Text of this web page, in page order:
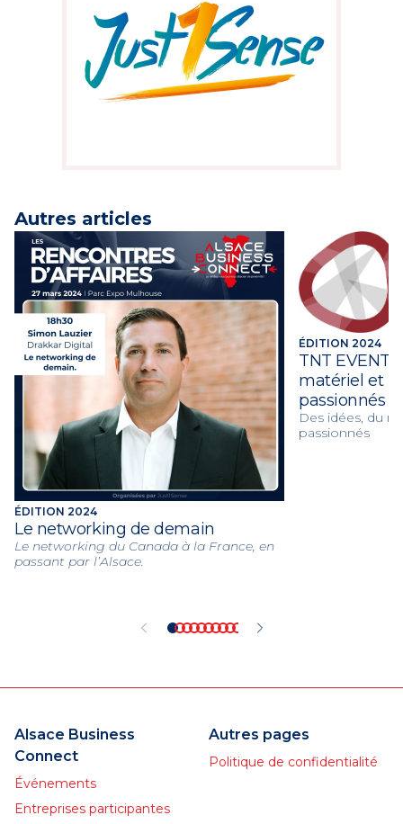
Autres articles
ÉDITION 2024
Le networking de demain
Le networking du Canada à la France, en
passant par l’Alsace.
ÉDITION 2024
TNT
matériel et
passionnés
Des idées, du
passionnés
Alsace Business
Connect
Événements
Entreprises participantes
Autres pages
Politique de confidentialité